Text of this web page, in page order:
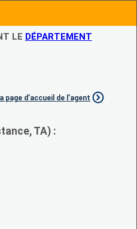
LE DÉPARTEMENT
page d’accueil de l’agent
TA) :